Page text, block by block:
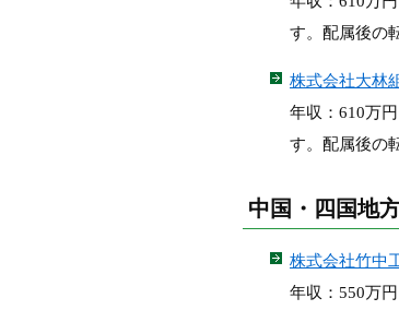
す。配属後の
株式会社大林
年収：610万
す。配属後の
中国・四国地
株式会社竹中
年収：550万